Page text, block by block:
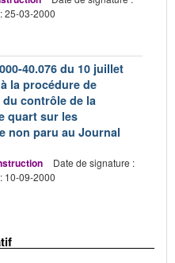
25-03-2000
40.076 du 10 juillet
la procédure de
contrôle de la
quart sur les
non paru au Journal
Date de signature :
10-09-2000